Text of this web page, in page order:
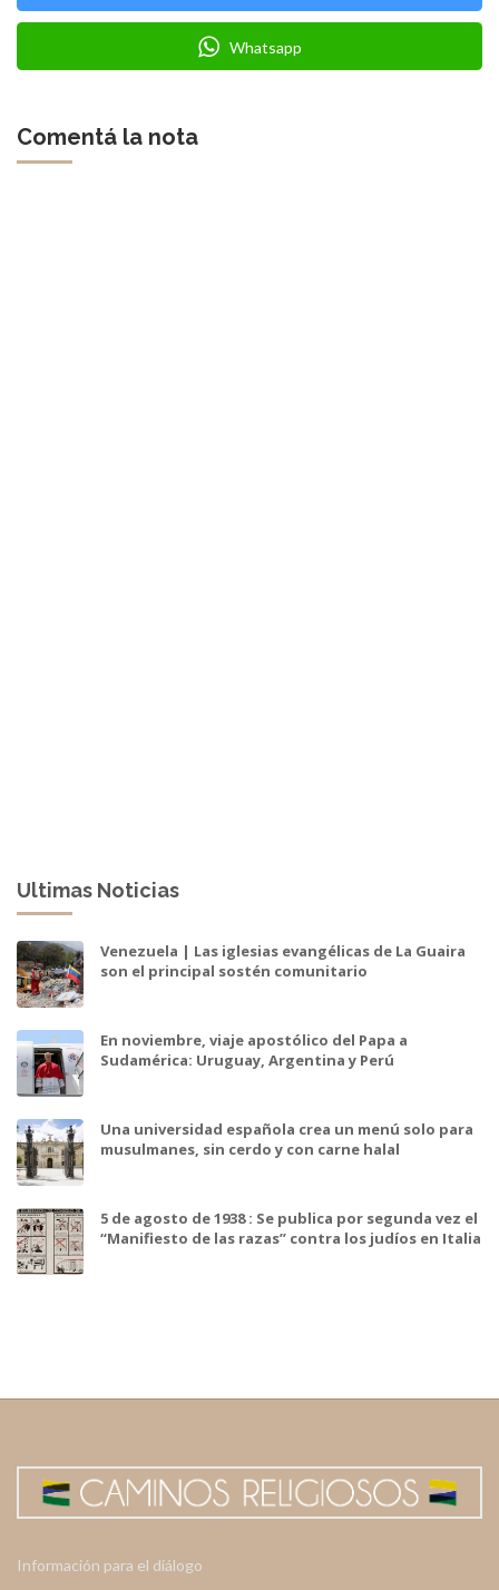
Whatsapp
Comentá la nota
Ultimas Noticias
Venezuela | Las iglesias evangélicas de La Guaira
son el principal sostén comunitario
En noviembre, viaje apostólico del Papa a
Sudamérica: Uruguay, Argentina y Perú
Una universidad española crea un menú solo para
musulmanes, sin cerdo y con carne halal
5 de agosto de 1938 : Se publica por segunda vez el
“Manifiesto de las razas” contra los judíos en Italia
Información para el diálogo